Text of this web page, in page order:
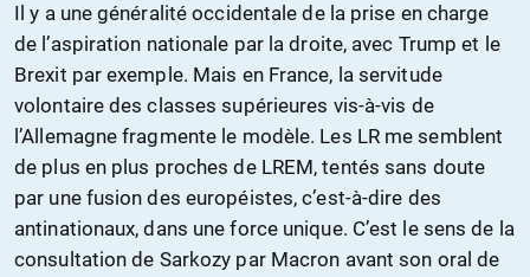
Il y a une généralité occidentale de la prise en charge
de l’aspiration nationale par la droite, avec Trump et le
Brexit par exemple. Mais en France, la servitude
volontaire des classes supérieures vis-à-vis de
l’Allemagne fragmente le modèle. Les LR me semblent
de plus en plus proches de LREM, tentés sans doute
par une fusion des européistes, c’est-à-dire des
antinationaux, dans une force unique. C’est le sens de la
consultation de Sarkozy par Macron avant son oral de